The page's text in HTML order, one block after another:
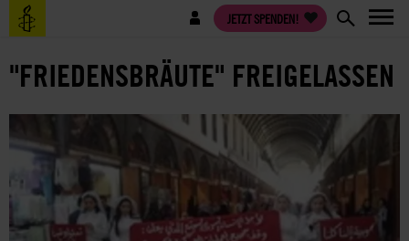
Direkt
zum
Benutzermenü JETZT SPENDEN!
"FRIEDENSBRÄUTE" FREIGELASSEN